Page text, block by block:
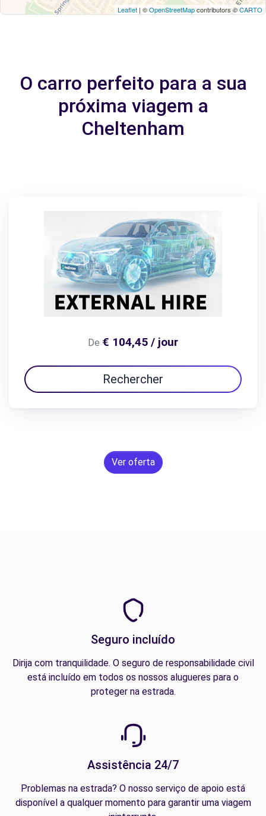
Leaflet | ©OpenStreetMapcontributors ©CARTO
O carro perfeito para a sua
próxima viagem a
Cheltenham
De € 104,45 / jour
Rechercher
Ver oferta
Seguro incluído
Dirija com tranquilidade. O seguro de responsabilidade civil
está incluído em todos os nossos alugueres para o
proteger na estrada.
Assistência 24/7
Problemas na estrada? O nosso serviço de apoio está
disponível a qualquer momento para garantir uma viagem